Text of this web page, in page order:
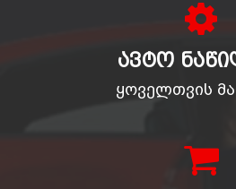
ᲐᲕᲢᲝ
ყოველთვის